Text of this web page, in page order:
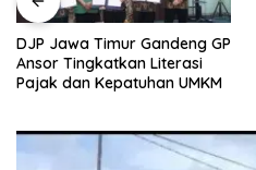
DJP Jawa Timur Gandeng GP
Ansor Tingkatkan Literasi
Pajak dan Kepatuhan UMKM